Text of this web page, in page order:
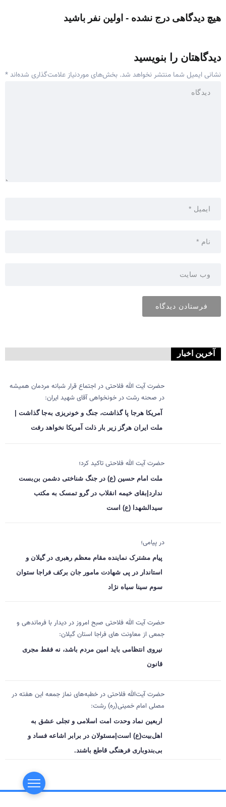
هیچ دیدگاهی درج نشده - اولین نفر باشید
دیدگاهتان را بنویسید
نشانی ایمیل شما منتشر نخواهد شد. بخش‌های موردنیاز علامت‌گذاری شده‌اند*
آخرین اخبار
حضرت آیت الله فلاحتی در اجتماع قرار شبانه مردمان همیشه
در صحنه رشت در خونخواهی آقای شهید ایران:
آمریکا هرجا پا گذاشت، جنگ و خونریزی به‌جا گذاشت |
ملت ایران هرگز زیر بار ذلت آمریکا نخواهد رفت
حضرت آیت الله فلاحتی تاکید کرد؛
ملت امام حسین (ع) در جنگ شناختی دشمن بن‌بست
ندارد|بقای خیمه انقلاب در گرو تمسک به مکتب
سیدالشهدا (ع) است
در پیامی؛
پیام مشترک نماینده مقام معظم رهبری در گیلان و
استاندار در پی شهادت مامور جان برکف فراجا ستوان
سوم سینا سیاه نژاد
حضرت آیت الله فلاحتی صبح امروز در دیدار با فرماندهی و
جمعی از معاونت های فراجا استان گیلان:
نیروی انتظامی باید امین مردم باشد، نه فقط مجری
قانون
حضرت آیت‌الله فلاحتی در خطبه‌های نماز جمعه این هفته در
مصلی امام خمینی(ره) رشت:
اربعین نماد وحدت امت اسلامی و تجلی عشق به
اهل‌بیت(ع) است|مسئولان در برابر اشاعه فساد و
بی‌بندوباری فرهنگی قاطع باشند.